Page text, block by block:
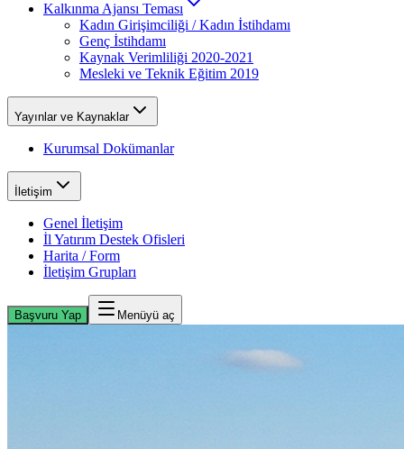
Kalkınma Ajansı Teması
Kadın Girişimciliği / Kadın İstihdamı
Genç İstihdamı
Kaynak Verimliliği 2020-2021
Mesleki ve Teknik Eğitim 2019
Yayınlar ve Kaynaklar
Kurumsal Dokümanlar
İletişim
Genel İletişim
İl Yatırım Destek Ofisleri
Harita / Form
İletişim Grupları
Başvuru Yap Menüyü aç